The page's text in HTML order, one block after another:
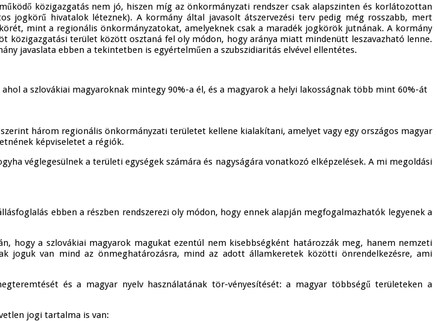
közigazgatás nem jó, hiszen míg az önkormányzati rendszer csak alapszinten és korlátozottan
jogkörű hivatalok léteznek). A kormány által javasolt átszervezési terv pedig még rosszabb, mert
mint a regionális önkormányzatokat, amelyeknek csak a maradék jogkörök jutnának. A kormány
közigazgatási terület között osztaná fel oly módon, hogy aránya miatt mindenütt leszavazható lenne.
javaslata ebben a tekintetben is egyértelműen a szubszidiaritás elvével ellentétes.
a szlovákiai magyaroknak mintegy 90%-a él, és a magyarok a helyi lakosságnak több mint 60%-át
három regionális önkormányzati területet kellene kialakítani, amelyet vagy egy országos magyar
képviseletet a régiók.
véglegesülnek a területi egységek számára és nagyságára vonatkozó elképzelések. A mi megoldási
ebben a részben rendszerezi oly módon, hogy ennek alapján megfogalmazhatók legyenek a
hogy a szlovákiai magyarok magukat ezentúl nem kisebbségként határozzák meg, hanem nemzeti
joguk van mind az önmeghatározásra, mind az adott államkeretek közötti önrendelkezésre, ami
és a magyar nyelv használatának tör-vényesítését: a magyar többségű területeken a
jogi tartalma is van: